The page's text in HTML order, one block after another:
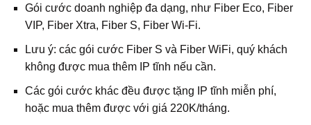
Gói cước doanh nghiệp đa dạng, như Fiber Eco, Fiber
VIP, Fiber Xtra, Fiber S, Fiber Wi‑Fi.
Lưu ý: các gói cước Fiber S và Fiber WiFi, quý khách
không được mua thêm IP tĩnh nếu cần.
Các gói cước khác đều được tặng IP tĩnh miễn phí,
hoặc mua thêm được với giá 220K/tháng.